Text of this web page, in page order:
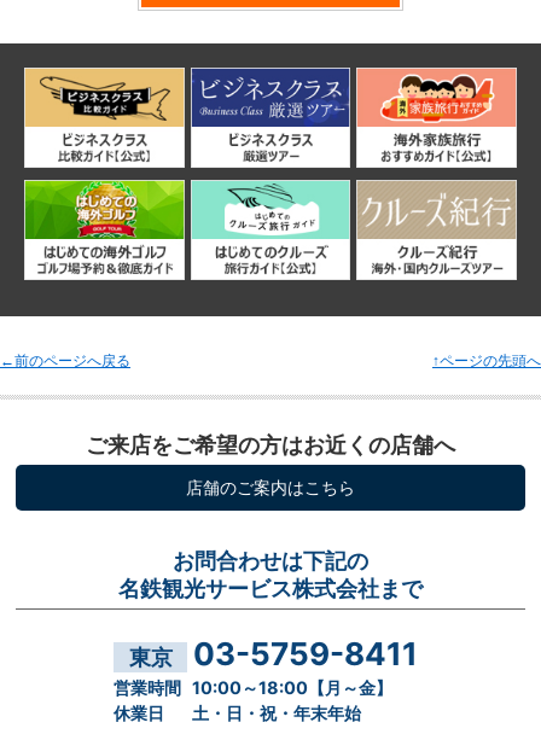
←前のページへ戻る ↑ページの先頭へ
ご来店をご希望の方はお近くの店舗へ
店舗のご案内はこちら
お問合わせは下記の
名鉄観光サービス株式会社まで
東京 03-5759-8411
営業時間 10:00～18:00【月～金】
休業日
土・日・祝・年末年始